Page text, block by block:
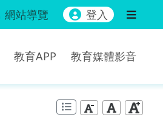
網站導覽 登入
教育APP 教育媒體影音